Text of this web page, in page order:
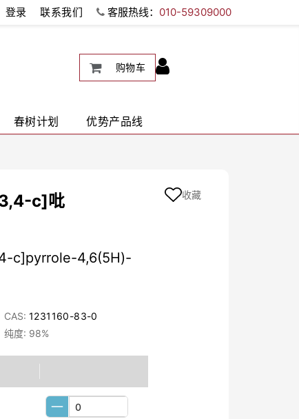
登录 联系我们 客服热线： 010-59309000
购物车
春树计划 优势产品线
c]吡
c]pyrrole-4,6(5H)-
CAS: 1231160-83-0
纯度: 98%
收藏